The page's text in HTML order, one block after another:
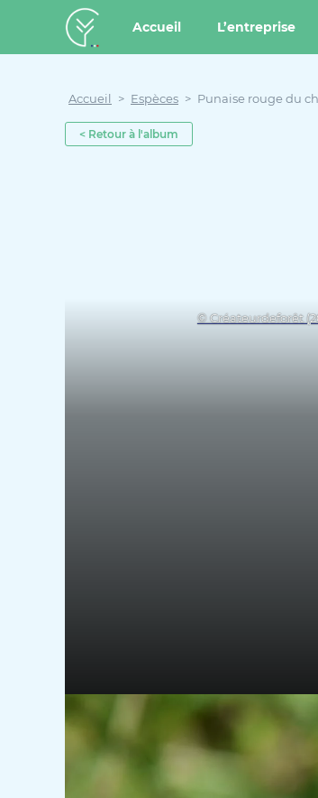
Créateur de forêt
Accueil L’entreprise
Accueil > Espèces > Punaise rouge du
< Retour à l'album
© Créateurdeforêt